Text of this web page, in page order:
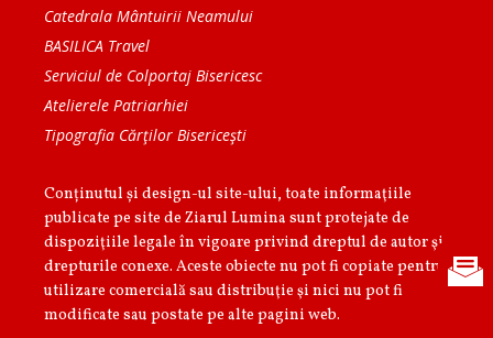
Catedrala Mântuirii Neamului
BASILICA Travel
Serviciul de Colportaj Bisericesc
Atelierele Patriarhiei
Tipografia Cărţilor Bisericeşti
Conținutul și design-ul site-ului, toate informaţiile
publicate pe site de Ziarul Lumina sunt protejate de
dispoziţiile legale în vigoare privind dreptul de autor şi
drepturile conexe. Aceste obiecte nu pot fi copiate pentru
utilizare comercială sau distribuţie şi nici nu pot fi
modificate sau postate pe alte pagini web.